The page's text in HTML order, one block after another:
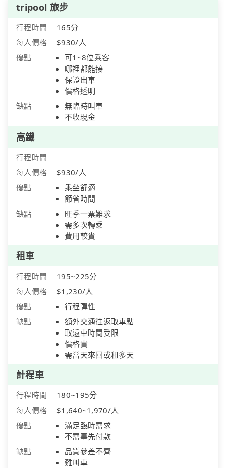
tripool 旅步
行程時間
165分
每人價格
$930/人
優點
可1~8位乘客
哪裡都能接
保證出車
價格透明
缺點
無臨時叫車
不收現金
高鐵
行程時間
每人價格
$930/人
優點
乘坐舒適
節省時間
缺點
旺季一票難求
需多次轉乘
費用較貴
租車
行程時間
195~225分
每人價格
$1,230/人
優點
行程彈性
缺點
額外交通往返取車點
取還車時間受限
價格貴
需當天來回或租多天
計程車
行程時間
180~195分
每人價格
$1,640~1,970/人
優點
滿足臨時需求
不需事先付款
缺點
品質參差不齊
難叫車